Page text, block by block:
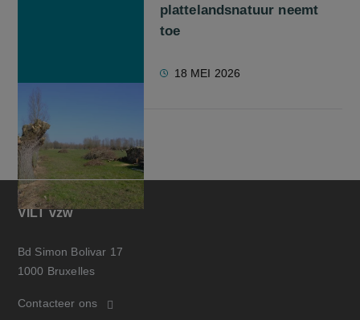
plattelandsnatuur neemt
toe
18 MEI 2026
VILT vzw
Bd Simon Bolivar 17
1000 Bruxelles
Contacteer ons